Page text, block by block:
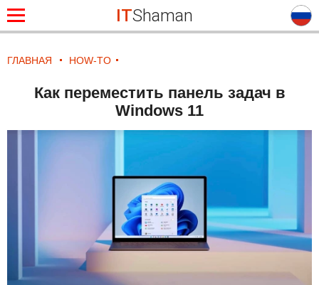
ITShaman
ГЛАВНАЯ HOW-TO
Как переместить панель задач в
Windows 11